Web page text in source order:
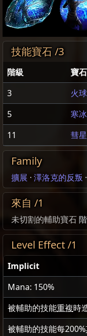
技能寶石 /3
階級
寶石
3
火球
5
寒
11
彗星
Family
擴展 · 澤洛克的反叛 ·
來自 /1
未切割的輔助寶石
Level Effect /1
Implicit
Mana: 150%
被輔助的技能重複時
被輔助的技能每200